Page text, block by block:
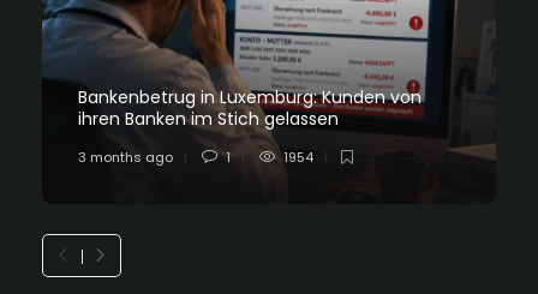
Bankenbetrug in Luxemburg: Kunden von
ihren Banken im Stich gelassen
3 months ago 1 1954